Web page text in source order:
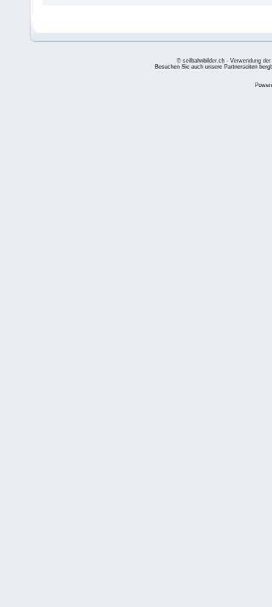
© seilbahnbilder.ch - Verwendung
Besuchen Sie auch unsere Partnerseiten